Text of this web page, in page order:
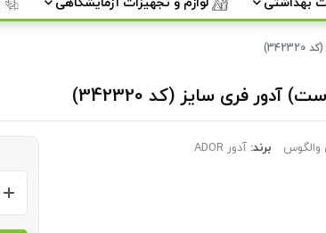
فری سایز (کد 342320)
برند: آدور ADOR